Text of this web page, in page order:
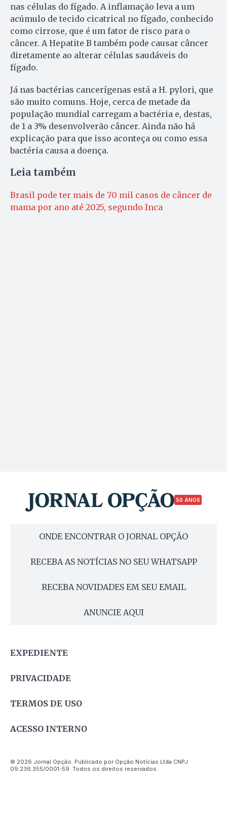
nas células do fígado. A inflamação leva a um
acúmulo de tecido cicatrical no fígado, conhecido
como cirrose, que é um fator de risco para o
câncer. A Hepatite B também pode causar câncer
diretamente ao alterar células saudáveis do
fígado.
Já nas bactérias cancerígenas está a H. pylori, que
são muito comuns. Hoje, cerca de metade da
população mundial carregam a bactéria e, destas,
de 1 a 3% desenvolverão câncer. Ainda não há
explicação para que isso aconteça ou como essa
bactéria causa a doença.
Leia também
Brasil pode ter mais de 70 mil casos de câncer de
mama por ano até 2025, segundo Inca
50 ANOS
ONDE ENCONTRAR O JORNAL OPÇÃO
RECEBA AS NOTÍCIAS NO SEU WHATSAPP
RECEBA NOVIDADES EM SEU EMAIL
ANUNCIE AQUI
EXPEDIENTE
PRIVACIDADE
TERMOS DE USO
ACESSO INTERNO
© 2026 Jornal Opção. Publicado por Opção Notícias Ltda CNPJ
09.236.355/0001-59. Todos os direitos reservados.